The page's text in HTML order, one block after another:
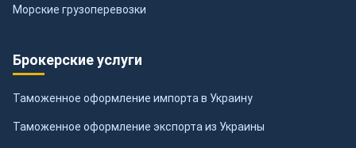
Морские грузоперевозки
Брокерские услуги
Таможенное оформление импорта в Украину
Таможенное оформление экспорта из Украины